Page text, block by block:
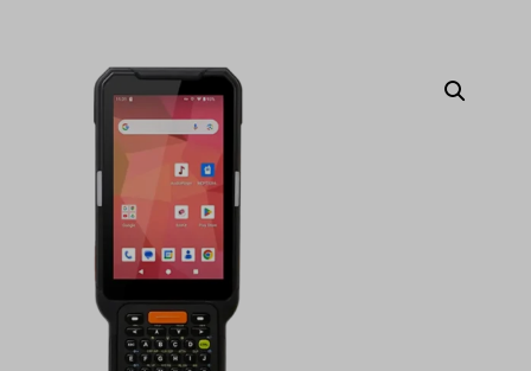
Unsere Leistungen
Kontakt
Nachrichten